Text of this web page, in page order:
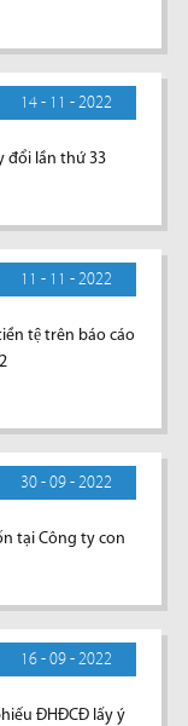
14 - 11 - 2022
đổi lần thứ 33
11 - 11 - 2022
tệ trên báo cáo
30 - 09 - 2022
tại Công ty con
16 - 09 - 2022
ĐHĐCĐ lấy ý